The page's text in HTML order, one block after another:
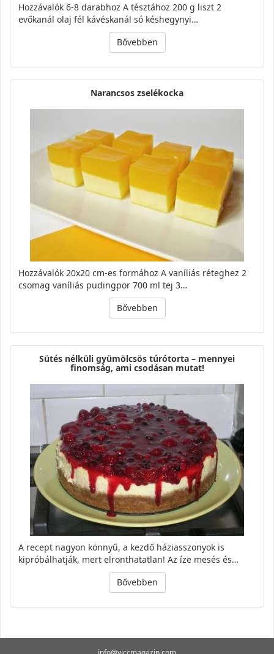
Hozzávalók 6-8 darabhoz A tésztához 200 g liszt 2
evőkanál olaj fél kávéskanál só késhegynyi…
Bővebben
Narancsos zselékocka
Hozzávalók 20x20 cm-es formához A vaníliás réteghez 2
csomag vaníliás pudingpor 700 ml tej 3…
Bővebben
Sütés nélküli gyümölcsös túrótorta – mennyei
finomság, ami csodásan mutat!
A recept nagyon könnyű, a kezdő háziasszonyok is
kipróbálhatják, mert elronthatatlan! Az íze mesés és…
Bővebben